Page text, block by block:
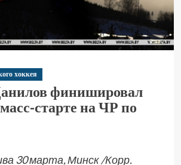
хоккея
финишировал
старте на ЧР по
30 марта, Минск /Корр.